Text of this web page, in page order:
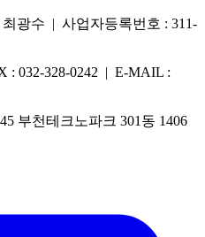
광수 | 사업자등록번호 : 311-
: 032-328-0242 | E-MAIL :
부천테크노파크 301동 1406